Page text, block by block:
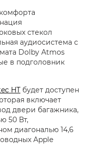
стекол
аудиосистема с
Dolby Atmos
в подголовник
HT будет доступен
включает
двери багажника,
50 Вт,
диагональю 14,6
Apple